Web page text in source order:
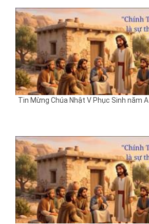
Tin Mừng Chúa Nhật V Phục Sinh năm A